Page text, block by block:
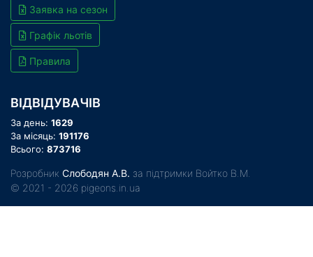
Заявка на сезон
Графік льотів
Правила
ВІДВІДУВАЧІВ
За день: 1629
За місяць: 191176
Всього: 873716
Розробник Слободян А.В. за підтримки Войтко В.М.
© 2021 - 2026 pigeons.in.ua